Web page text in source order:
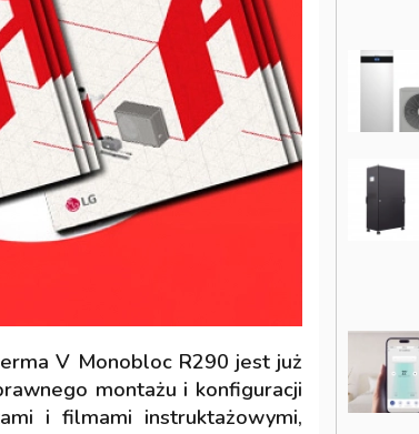
V Monobloc R290 jest już
montażu i konfiguracji
i filmami instruktażowymi,